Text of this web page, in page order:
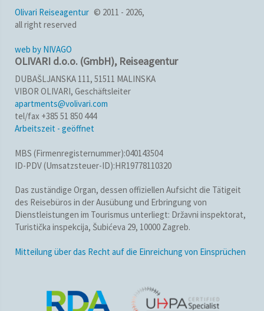
Olivari Reiseagentur © 2011 - 2026,
all right reserved
web by NIVAGO
OLIVARI d.o.o. (GmbH), Reiseagentur
DUBAŠLJANSKA 111, 51511 MALINSKA
VIBOR OLIVARI, Geschäftsleiter
apartments@volivari.com
tel/fax +385 51 850 444
Arbeitszeit - geöffnet
MBS (Firmenregisternummer):040143504
ID-PDV (Umsatzsteuer-ID):HR19778110320
Das zuständige Organ, dessen offiziellen Aufsicht die Tätigeit
des Reisebüros in der Ausübung und Erbringung von
Dienstleistungen im Tourismus unterliegt: Državni inspektorat,
Turistička inspekcija, Šubićeva 29, 10000 Zagreb.
Mitteilung über das Recht auf die Einreichung von Einsprüchen